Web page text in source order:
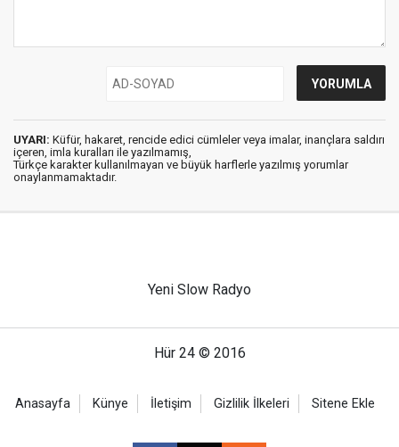
UYARI: Küfür, hakaret, rencide edici cümleler veya imalar, inançlara saldırı
içeren, imla kuralları ile yazılmamış,
Türkçe karakter kullanılmayan ve büyük harflerle yazılmış yorumlar
onaylanmamaktadır.
Yeni Slow Radyo
Hür 24 © 2016
Anasayfa Künye İletişim Gizlilik İlkeleri Sitene Ekle